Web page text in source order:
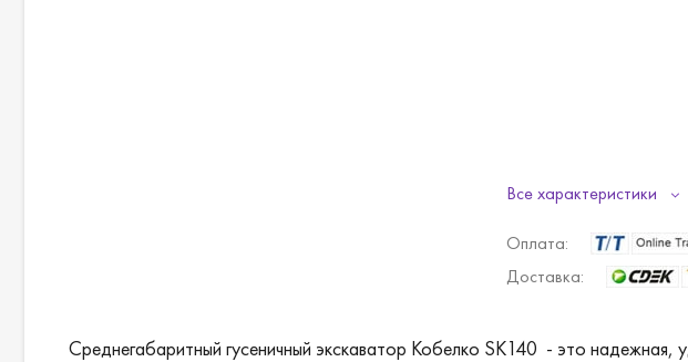
Все характеристики
Оплата:
Доставка:
Среднегабаритный гусеничный экскаватор Кобелко SK140 - это